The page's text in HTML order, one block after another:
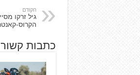
הקודם
גיל זרקו
הקרוס-
כתבות